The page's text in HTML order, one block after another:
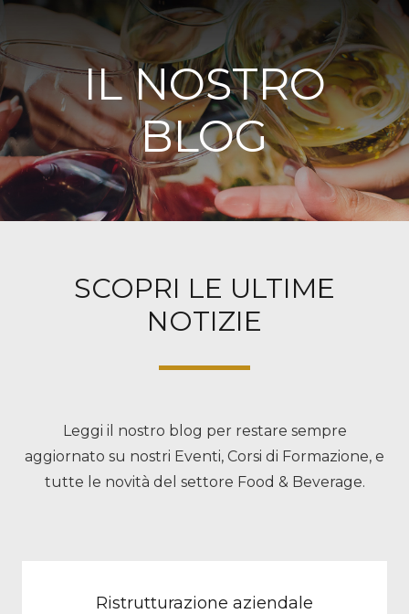
IL NOSTRO
BLOG
SCOPRI LE ULTIME
NOTIZIE
Leggi il nostro blog per restare sempre
aggiornato su nostri Eventi, Corsi di Formazione, e
tutte le novità del settore Food & Beverage.
Ristrutturazione aziendale